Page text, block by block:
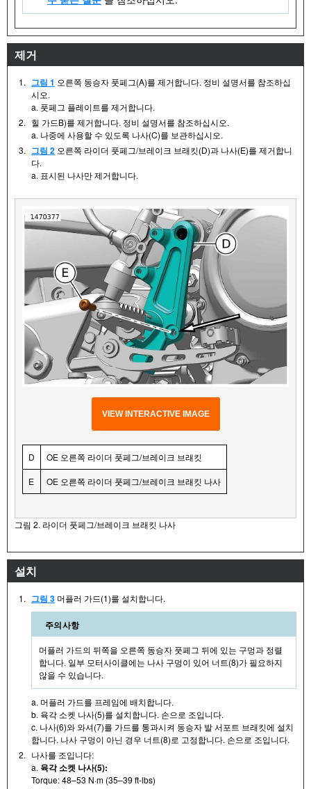
제거
1. 그림 1 오른쪽 동승자 풋페그(A)를 제거합니다. 정비 설명서를 참조하십
시오.
a. 풋페그 플레이트를 제거합니다.
2. 힐 가드B)를 제거합니다. 정비 설명서를 참조하십시오.
a. 나중에 사용할 수 있도록 나사(C)를 보관하십시오.
3. 그림 2 오른쪽 라이더 풋페그/브레이크 브래킷(D)과 나사(E)를 제거합니
다.
a. 표시된 나사만 제거합니다.
VIEW INTERACTIVE IMAGE
D OE 오른쪽 라이더 풋페그/브레이크 브래킷
E OE 오른쪽 라이더 풋페그/브레이크 브래킷 나사
그림 2. 라이더 풋페그/브레이크 브래킷 나사
설치
1. 그림 3 머플러 가드(1)를 설치합니다.
주의사항
머플러 가드의 뒤쪽을 오른쪽 동승자 풋페그 뒤에 있는 구멍과 정렬
합니다. 일부 모터사이클에는 나사 구멍이 있어 너트(8)가 필요하지
않을 수 있습니다.
a. 머플러 가드를 프레임에 배치합니다.
b. 육각 소켓 나사(5)를 설치합니다. 손으로 조입니다.
c. 나사(6)와 와셔(7)를 가드를 통과시켜 동승자 발 서포트 브래킷에 설치
합니다. 나사 구멍이 아닌 경우 너트(8)로 고정합니다. 손으로 조입니다.
2. 나사를 조입니다:
a. 육각 소켓 나사(5):
Torque: 48–53 N·m (35–39 ft-lbs)